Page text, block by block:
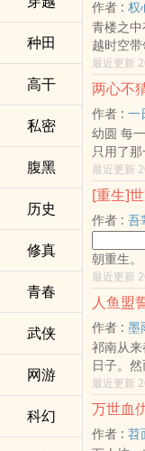
种田
高干
私密
腹黑
历史
修真
青春
武侠
网游
科幻
阚虓、斗
求捧场
各位书
要忘记
蜀》作
来的慵懒
作者 : 权
青楼之
越时空
发生着
情都不
青少年
各位书友
忘记向您
作者：
意，一
带来的
色免费
最近更新
两心不
作者 : 一
幼圆 每
只用了那
一件事
其实是
幼圆 一
明知道，
是，你
三所有的文都在这里
友要是
记向您
最近更新
[重生]
作者 : 吾
朝重生。 重男轻女大逆不道 男子就该三从四德，不出
二门 女子就该顶天立地，撑起门庭 这是一个大女子主
义爆棚
事。 女主：我只想要个温柔娴淑的汉子 男主：老婆喜
欢娘娘腔
最近更新
人鱼盟
作者 : 墨
祁南从
日子。
子，一
的权利
的小人
超值，还
最近更新
万世血
作者 : 苕